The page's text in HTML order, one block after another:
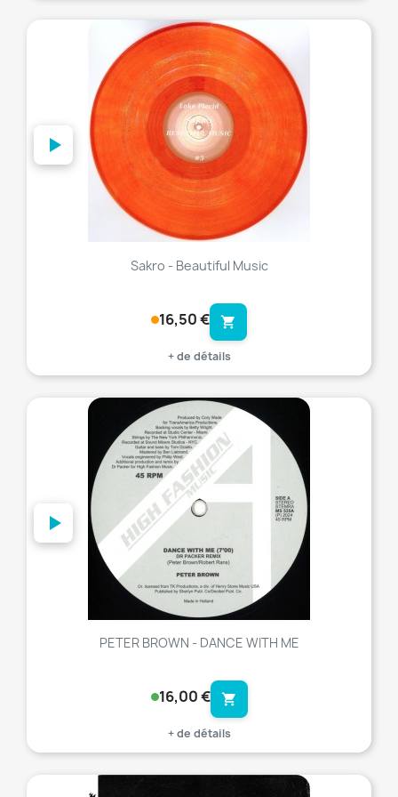
Sakro - Beautiful Music
16,50 € shopping_cart
+ de détails
PETER BROWN - DANCE WITH ME
16,00 € shopping_cart
+ de détails